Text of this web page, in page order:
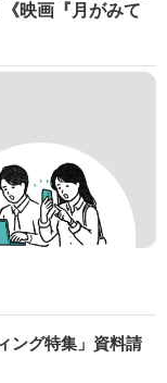
映画『月がみて
ング特集」資料請